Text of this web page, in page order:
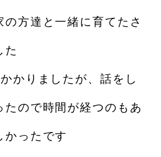
方達と一緒に育てたさ
た
かりましたが、話をし
たので時間が経つのもあ
かったです